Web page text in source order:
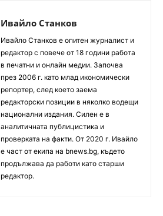
Ивайло Станков
Ивайло Станков е опитен журналист и
редактор с повече от 18 години работа
в печатни и онлайн медии. Започва
през 2006 г. като млад икономически
репортер, след което заема
редакторски позиции в няколко водещи
национални издания. Силен е в
аналитичната публицистика и
проверката на факти. От 2020 г. Ивайло
е част от екипа на bnews.bg, където
продължава да работи като старши
редактор.